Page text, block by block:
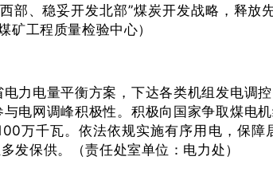
部、稳妥开发北部”煤炭开发战略，释
工程质量检验中心）
力电量平衡方案，下达各类机组发电调
电网调峰积极性。积极向国家争取煤电
万千瓦。依法依规实施有序用电，保
发保供。（责任处室单位：电力处）